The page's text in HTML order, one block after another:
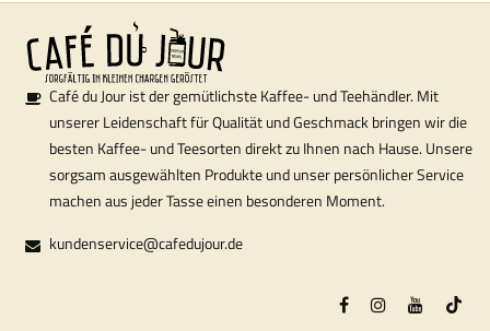
Café du Jour ist der gemütlichste Kaffee- und Teehändler. Mit
unserer Leidenschaft für Qualität und Geschmack bringen wir die
besten Kaffee- und Teesorten direkt zu Ihnen nach Hause. Unsere
sorgsam ausgewählten Produkte und unser persönlicher Service
machen aus jeder Tasse einen besonderen Moment.
kundenservice@cafedujour.de